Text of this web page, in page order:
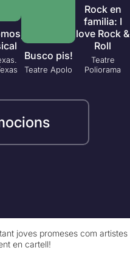
Busco pis!
Teatre Apolo
Rock en
familia: I
love Rock &
Roll
Teatre
Poliorama
joves promeses com artistes
en cartell!